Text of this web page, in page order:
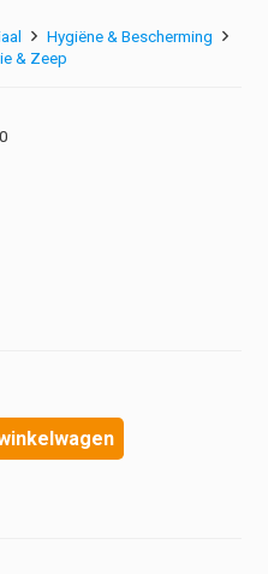
Hygiëne & Bescherming
& Zeep